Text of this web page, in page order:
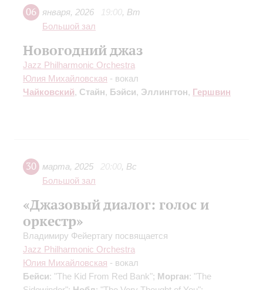
06 января, 2026 19:00, Вт
Большой зал
Новогодний джаз
Jazz Philharmonic Orchestra
Юлия Михайловская - вокал
Чайковский, Стайн, Бэйси, Эллингтон, Гершвин
30 марта, 2025 20:00, Вс
Большой зал
«Джазовый диалог: голос и
оркестр»
Владимиру Фейертагу посвящается
Jazz Philharmonic Orchestra
Юлия Михайловская - вокал
Бейси: "The Kid From Red Bank"; Морган: "The